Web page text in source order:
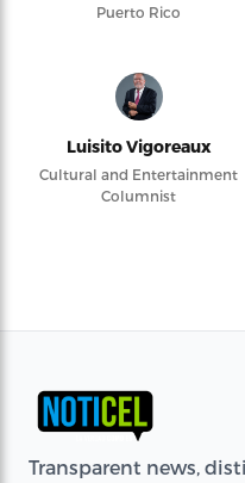
Puerto Rico
Luisito Vigoreaux
Cultural and Entertainment
Columnist
Transparent news,